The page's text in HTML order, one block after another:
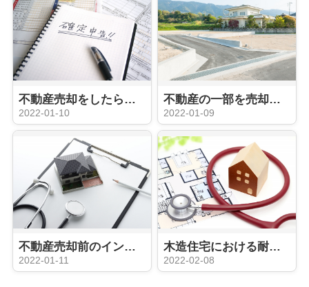
不動産売却をしたら確定申告は必要？必要書類や申告期間もご紹介！
2022-01-10
不動産の一部を売却するために必要な分筆とは？方法やメリットもご紹介
2022-01-09
不動産売却前のインスペクションは必要？目的とかかる費用も合わせて解説
2022-01-11
木造住宅における耐震診断とは？目的や費用についてご紹介！
2022-02-08